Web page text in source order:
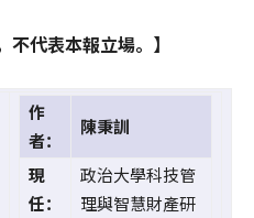
不代表本報立場。】
作
者：
陳秉訓
現
任：
政治大學科技管
理與智慧財產研